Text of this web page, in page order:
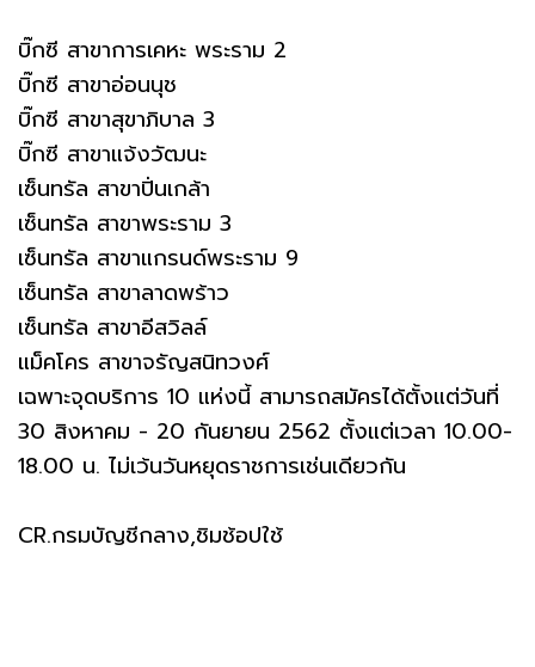
บิ๊กซี สาขาการเคหะ พระราม 2
บิ๊กซี สาขาอ่อนนุช
บิ๊กซี สาขาสุขาภิบาล 3
บิ๊กซี สาขาแจ้งวัฒนะ
เซ็นทรัล สาขาปิ่นเกล้า
เซ็นทรัล สาขาพระราม 3
เซ็นทรัล สาขาแกรนด์พระราม 9
เซ็นทรัล สาขาลาดพร้าว
เซ็นทรัล สาขาอีสวิลล์
แม็คโคร สาขาจรัญสนิทวงศ์
เฉพาะจุดบริการ 10 แห่งนี้ สามารถสมัครได้ตั้งแต่วันที่
30 สิงหาคม - 20 กันยายน 2562 ตั้งแต่เวลา 10.00-
18.00 น. ไม่เว้นวันหยุดราชการเช่นเดียวกัน
CR.กรมบัญชีกลาง,ชิมช้อปใช้